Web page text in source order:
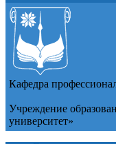
Кафедра
Учреждение
университет»